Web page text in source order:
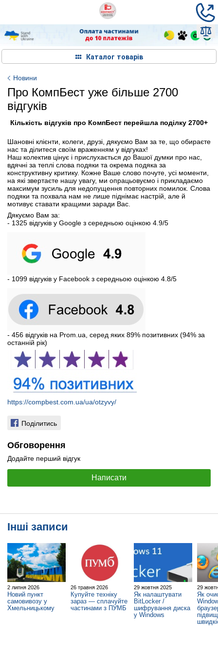
Каталог товарів
Новини
Про КомпБест уже більше 2700
відгуків
Кількість відгуків про КомпБест перейшла поділку 2700+
Шановні клієнти, колеги, друзі, дякуємо Вам за те, що обираєте
нас та ділитеся своїм враженням у відгуках!
Наш колектив цінує і прислухається до Вашої думки про нас,
вдячні за теплі слова подяки та окрема подяка за
конструктивну критику. Кожне Ваше слово почуте, усі моменти,
на які звертаєте нашу увагу, ми опрацьовуємо і прикладаємо
максимум зусиль для недопущення повторних помилок. Слова
подяки та похвала нам не лише піднімає настрій, але й
мотивує ставати кращими заради Вас.
Дякуємо Вам за:
- 1325 відгуків у Google з середньою оцінкою 4.9/5
- 1099 відгуків у Facebook з середньою оцінкою 4.8/5
- 456 відгуків на Prom.ua, серед яких 89% позитивних (94% за
останній рік)
https://compbest.com.ua/ua/otzyvy/
Поділитись
Обговорення
Додайте перший відгук
Написати
Інші записи
2 липня 2026
Новий пункт
самовивозу у
Хмельницькому
26 травня 2026
Купуйте техніку
зараз — сплачуйте
частинами з ПУМБ
29 жовтня 2025
Як налаштувати
BitLocker /
шифрування диска
у Windows
29
Як